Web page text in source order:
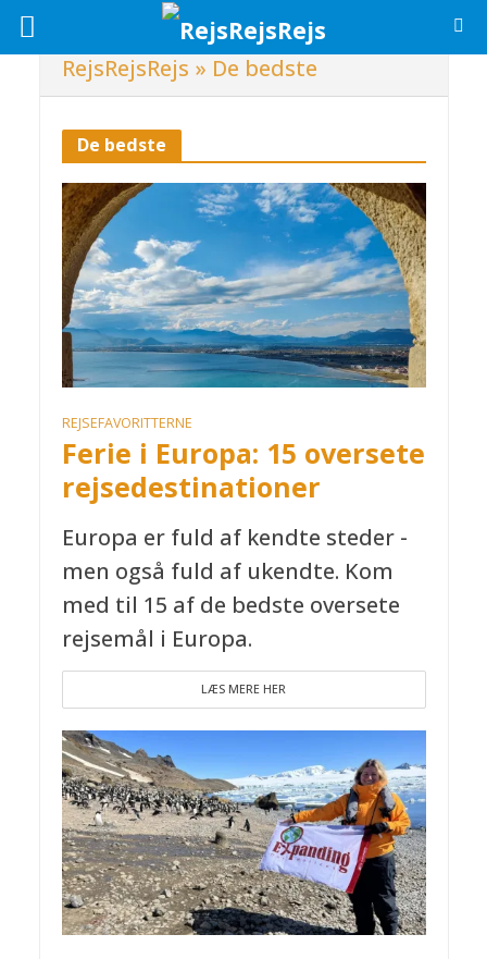
RejsRejsRejs » De bedste
De bedste
REJSEFAVORITTERNE
Ferie i Europa: 15 oversete
rejsedestinationer
Europa er fuld af kendte steder -
men også fuld af ukendte. Kom
med til 15 af de bedste oversete
rejsemål i Europa.
LÆS MERE HER